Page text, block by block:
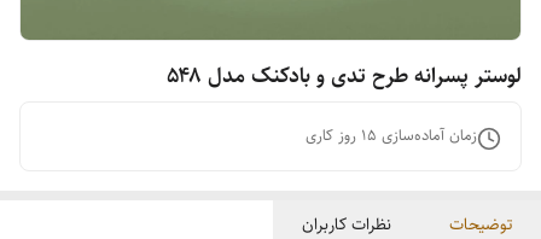
لوستر پسرانه طرح تدی و بادکنک مدل ۵۴۸
زمان آماده‌سازی 15 روز کاری
توضیحات نظرات کاربران